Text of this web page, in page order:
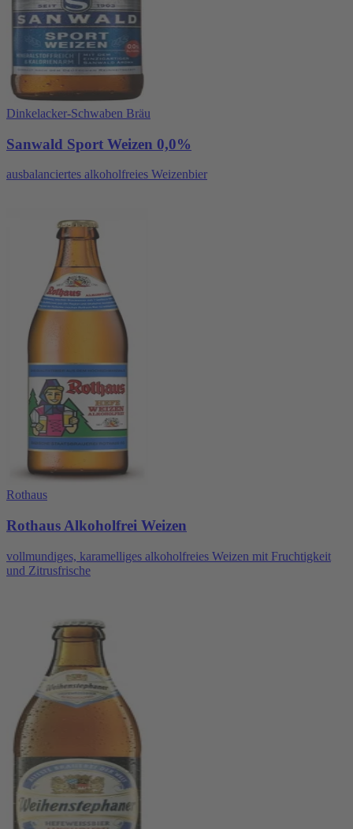
Dinkelacker-Schwaben Bräu
Sanwald Sport Weizen 0,0%
ausbalanciertes alkoholfreies Weizenbier
Rothaus
Rothaus Alkoholfrei Weizen
vollmundiges, karamelliges alkoholfreies Weizen mit Fruchtigkeit
und Zitrusfrische